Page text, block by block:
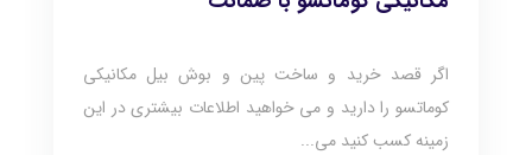
اگر قصد خرید و ساخت پین و بوش بیل مکانیکی
کوماتسو را دارید و می خواهید اطلاعات بیشتری در این
زمینه کسب کنید می...